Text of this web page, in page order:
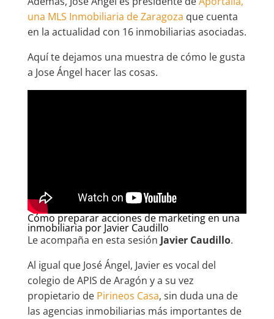
una MLS Inmobiliaria de Zaragoza que cuenta
en la actualidad con 16 inmobiliarias asociadas.
Aquí te dejamos una muestra de cómo le gusta
a Jose Ángel hacer las cosas.
Cómo preparar acciones de marketing en una
inmobiliaria por Javier Caudillo
Le acompaña en esta sesión Javier Caudillo.
Al igual que José Ángel, Javier es vocal del
colegio de APIS de Aragón y a su vez
propietario de Pirineos Casa, sin duda una de
las agencias inmobiliarias más importantes de